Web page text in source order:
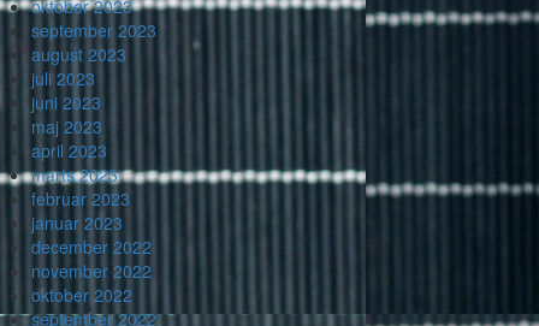
oktober 2023
september 2023
august 2023
juli 2023
juni 2023
maj 2023
april 2023
marts 2023
februar 2023
januar 2023
december 2022
november 2022
oktober 2022
september 2022